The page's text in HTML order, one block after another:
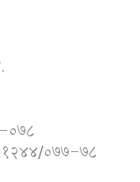
१२४४/०७७–७८